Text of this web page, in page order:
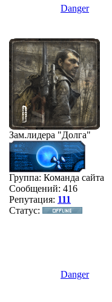
Danger
Зам.лидера "Долга"
Группа: Команда сайта
Сообщений: 416
Репутация: 111
Статус:
Danger